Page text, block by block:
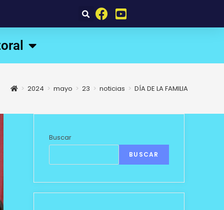
> 2024 > mayo > 23 > noticias > DÍA DE LA FAMILIA
Buscar
BUSCAR